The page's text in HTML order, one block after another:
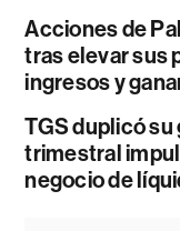
Acciones de
tras elevar sus
ingresos y
TGS duplicó su
trimestral
negocio de